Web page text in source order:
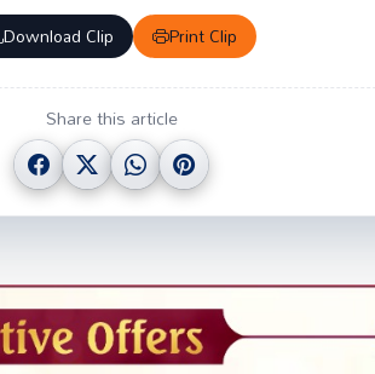
Download Clip Print Clip
Share this article